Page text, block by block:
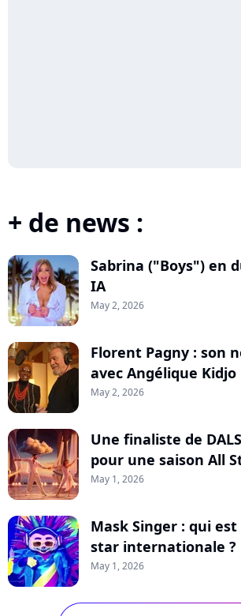
+ de news :
Sabrina ("Boys") en
IA
May 2, 2026
Florent Pagny : son
avec Angélique Kidjo
May 2, 2026
Une finaliste de
pour une saison All
May 1, 2026
Mask Singer : qui
star internationale ?
May 1, 2026